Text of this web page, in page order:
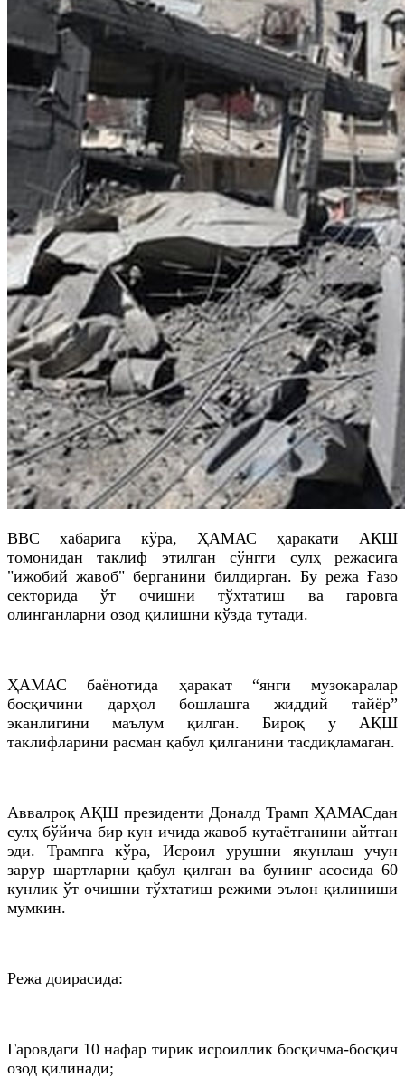
BBC хабарига кўра, ҲАМАС ҳаракати АҚШ
томонидан таклиф этилган сўнгги сулҳ режасига
"ижобий жавоб" берганини билдирган. Бу режа Ғазо
секторида ўт очишни тўхтатиш ва гаровга
олинганларни озод қилишни кўзда тутади.
ҲАМАС баёнотида ҳаракат “янги музокаралар
босқичини дарҳол бошлашга жиддий тайёр”
эканлигини маълум қилган. Бироқ у АҚШ
таклифларини расман қабул қилганини тасдиқламаган.
Аввалроқ АҚШ президенти Доналд Трамп ҲАМАСдан
сулҳ бўйича бир кун ичида жавоб кутаётганини айтган
эди. Трампга кўра, Исроил урушни якунлаш учун
зарур шартларни қабул қилган ва бунинг асосида 60
кунлик ўт очишни тўхтатиш режими эълон қилиниши
мумкин.
Режа доирасида:
Гаровдаги 10 нафар тирик исроиллик босқичма-босқич
озод қилинади;